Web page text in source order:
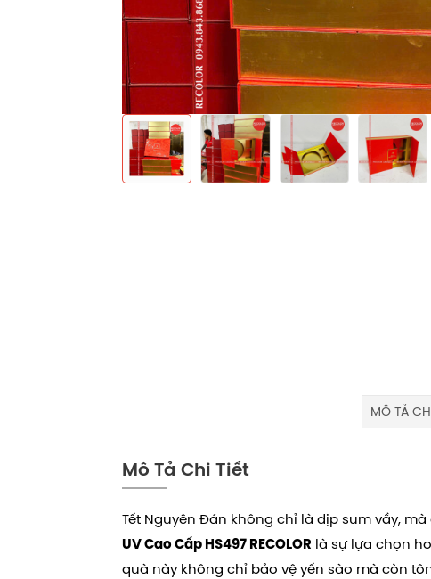
MÔ TẢ
Mô Tả Chi Tiết
Tết Nguyên Đán không chỉ là dịp sum vầy,
UV Cao Cấp HS497 RECOLOR là sự lựa chọn
quà này không chỉ bảo vệ yến sào mà còn